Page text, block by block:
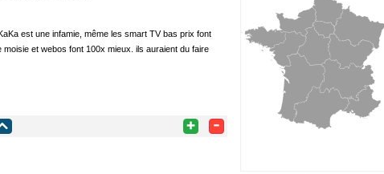
est une infamie, même les smart TV bas prix font
et webos font 100x mieux. ils auraient du faire
+ -